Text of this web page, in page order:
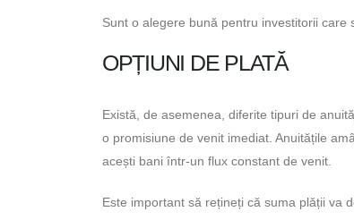
Sunt o alegere bună pentru investitorii
OPȚIUNI DE PLATĂ
Există, de asemenea, diferite tipuri de
o promisiune de venit imediat. Anuitățile
acești bani într-un flux constant de venit.
Este important să rețineți că suma plății va